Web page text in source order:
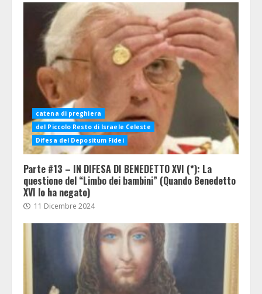
catena di preghiera
del Piccolo Resto di Israele Celeste
Difesa del Depositum Fidei
Parte #13 – IN DIFESA DI BENEDETTO XVI (*): La
questione del “Limbo dei bambini” (Quando Benedetto
XVI lo ha negato)
11 Dicembre 2024